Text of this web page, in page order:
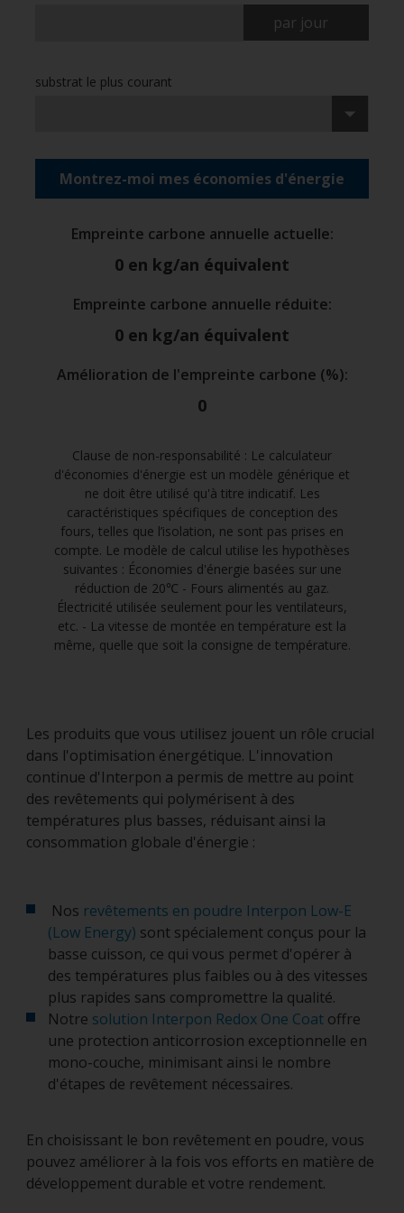
par jour
substrat le plus courant
Montrez-moi mes économies d'énergie
Empreinte carbone annuelle actuelle:
0 en kg/an équivalent
Empreinte carbone annuelle réduite:
0 en kg/an équivalent
Amélioration de l'empreinte carbone (%):
0
Clause de non-responsabilité : Le calculateur
d'économies d'énergie est un modèle générique et
ne doit être utilisé qu'à titre indicatif. Les
caractéristiques spécifiques de conception des
fours, telles que l’isolation, ne sont pas prises en
compte. Le modèle de calcul utilise les hypothèses
suivantes : Économies d'énergie basées sur une
réduction de 20℃ - Fours alimentés au gaz.
Électricité utilisée seulement pour les ventilateurs,
etc. - La vitesse de montée en température est la
même, quelle que soit la consigne de température.
Les produits que vous utilisez jouent un rôle crucial
dans l'optimisation énergétique. L'innovation
continue d'Interpon a permis de mettre au point
des revêtements qui polymérisent à des
températures plus basses, réduisant ainsi la
consommation globale d'énergie :
Nos revêtements en poudre Interpon Low-E
(Low Energy) sont spécialement conçus pour la
basse cuisson, ce qui vous permet d'opérer à
des températures plus faibles ou à des vitesses
plus rapides sans compromettre la qualité.
Notre solution Interpon Redox One Coat offre
une protection anticorrosion exceptionnelle en
mono-couche, minimisant ainsi le nombre
d'étapes de revêtement nécessaires.
En choisissant le bon revêtement en poudre, vous
pouvez améliorer à la fois vos efforts en matière de
développement durable et votre rendement.